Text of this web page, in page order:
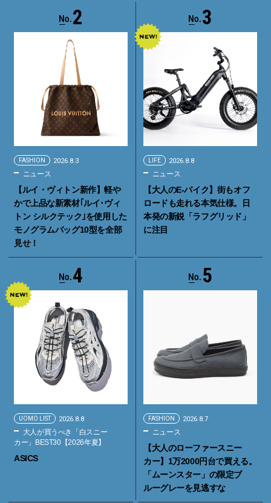
2
FASHION 2026.8.3
ニュース
【ルイ・ヴィトン新作】軽や
かで上品な新素材｢ルイ･ヴィ
トン シルクテック｣を使用した
モノグラムバッグ10型を全部
見せ！
3
LIFE 2026.8.8
ニュース
【大人のE-バイク】街もオフ
ロードも走れる本気仕様。日
本発の新鋭「ラフグリッド」
に注目
4
UOMO LIST 2026.8.8
大人が買うべき「白スニー
カー」BEST30【2026年夏】
ASICS
5
FASHION 2026.8.7
ニュース
【大人のローファースニー
カー】1万2000円台で買える。
「ムーンスター」の限定ブ
ルーグレーを見逃すな